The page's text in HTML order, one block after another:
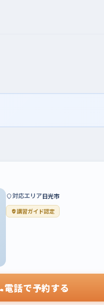
対応エリア日光市
講習ガイド認定
電話で予約する